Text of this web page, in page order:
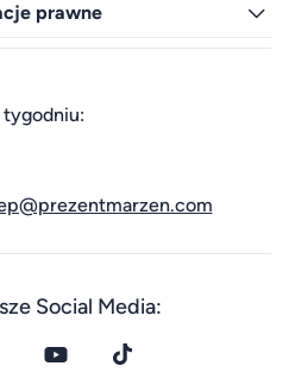
prawne
tygodniu:
Social Media: